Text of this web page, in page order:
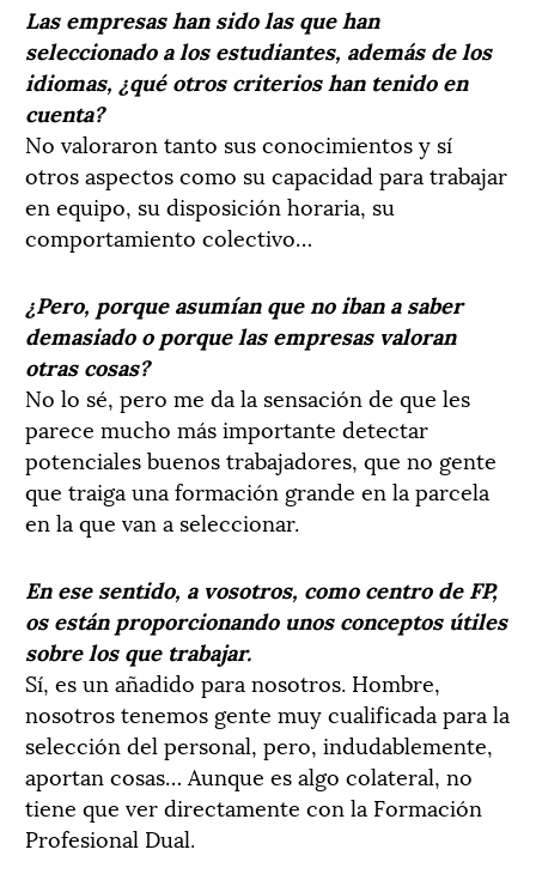
Las empresas han sido las que han
seleccionado a los estudiantes, además de los
idiomas, ¿qué otros criterios han tenido en
cuenta?
No valoraron tanto sus conocimientos y sí
otros aspectos como su capacidad para trabajar
en equipo, su disposición horaria, su
comportamiento colectivo…
¿Pero, porque asumían que no iban a saber
demasiado o porque las empresas valoran
otras cosas?
No lo sé, pero me da la sensación de que les
parece mucho más importante detectar
potenciales buenos trabajadores, que no gente
que traiga una formación grande en la parcela
en la que van a seleccionar.
En ese sentido, a vosotros, como centro de FP,
os están proporcionando unos conceptos útiles
sobre los que trabajar.
Sí, es un añadido para nosotros. Hombre,
nosotros tenemos gente muy cualificada para la
selección del personal, pero, indudablemente,
aportan cosas… Aunque es algo colateral, no
tiene que ver directamente con la Formación
Profesional Dual.